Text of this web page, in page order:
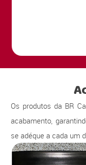
Os produtos da BR
acabamento,
se adéque a cada um